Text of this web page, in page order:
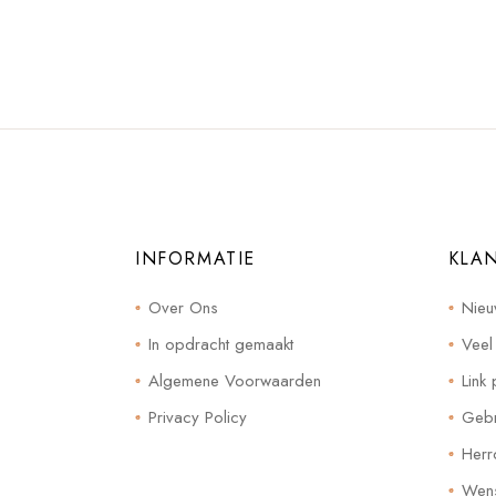
INFORMATIE
Over Ons
In opdracht gemaakt
Algemene Voorwaarden
Privacy Policy
Link